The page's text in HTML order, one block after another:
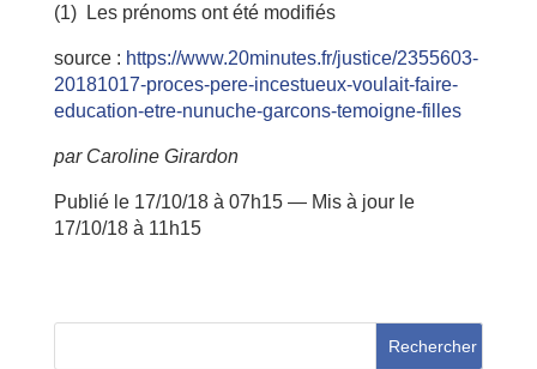
(1) Les prénoms ont été modifiés
source : https://www.20minutes.fr/justice/2355603-
20181017-proces-pere-incestueux-voulait-faire-
education-etre-nunuche-garcons-temoigne-filles
par Caroline Girardon
Publié le 17/10/18 à 07h15 — Mis à jour le
17/10/18 à 11h15